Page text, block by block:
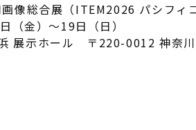
像総合展（ITEM2026 パシフィコ
金）～19日（日）
示ホール 〒220-0012 神奈川